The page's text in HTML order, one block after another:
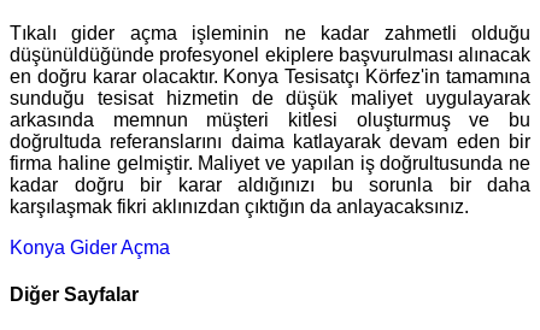
Tıkalı gider açma işleminin ne kadar zahmetli olduğu
düşünüldüğünde profesyonel ekiplere başvurulması alınacak
en doğru karar olacaktır. Konya Tesisatçı Körfez'in tamamına
sunduğu tesisat hizmetin de düşük maliyet uygulayarak
arkasında memnun müşteri kitlesi oluşturmuş ve bu
doğrultuda referanslarını daima katlayarak devam eden bir
firma haline gelmiştir. Maliyet ve yapılan iş doğrultusunda ne
kadar doğru bir karar aldığınızı bu sorunla bir daha
karşılaşmak fikri aklınızdan çıktığın da anlayacaksınız.
Konya Gider Açma
Diğer Sayfalar